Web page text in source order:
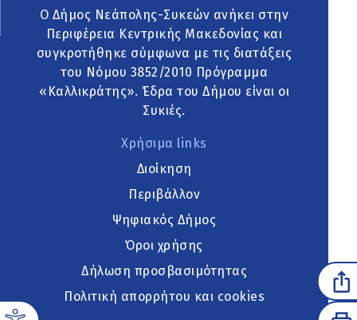
Ο Δήμος Νεάπολης-Συκεών ανήκει στην
Περιφέρεια Κεντρικής Μακεδονίας και
συγκροτήθηκε σύμφωνα με τις διατάξεις
του Νόμου 3852/2010 Πρόγραμμα
«Καλλικράτης». Έδρα του Δήμου είναι οι
Συκιές.
Χρήσιμα links
Διοίκηση
Περιβάλλον
Ψηφιακός Δήμος
Όροι χρήσης
Δήλωση προσβασιμότητας
Πολιτική απορρήτου και cookies